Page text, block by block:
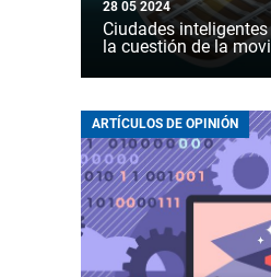
28 05 2024
Ciudades
la cuestión de la
ARTÍCULOS DE OPINIÓN